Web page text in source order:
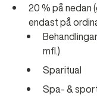
20 % på nedan
endast på
mfl.)
Sparitual
Spa- &